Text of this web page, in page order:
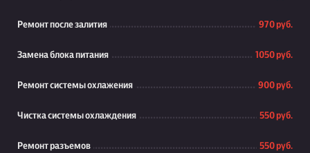
Ремонт после залития 970 руб.
Замена блока питания 1050 руб.
Ремонт системы охлажения 900 руб.
Чистка системы охлаждения 550 руб.
Ремонт разъемов 550 руб.